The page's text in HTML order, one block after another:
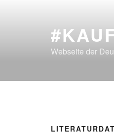
Webseite der